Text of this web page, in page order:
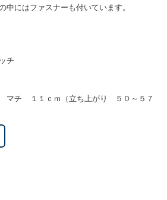
中にはファスナーも付いています。
チ
チ １１ｃｍ（立ち上がり ５０～５７